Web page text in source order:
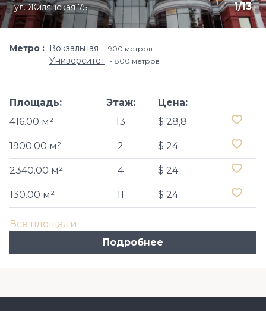
1/13
ул. Жилянская 75
Метро Вокзальная 900 метров
Университет 800 метров
Площадь:
416.00 м²
Этаж:
13
Цена:
$ 28,8
1900.00 м² 2 $ 24
2340.00 м² 4 $ 24
130.00 м² 11 $ 24
Все площади
Подробнее